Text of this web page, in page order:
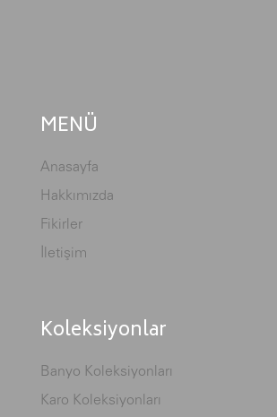
MENÜ
Anasayfa
Hakkımızda
Fikirler
İletişim
Koleksiyonlar
Banyo Koleksiyonları
Karo Koleksiyonları